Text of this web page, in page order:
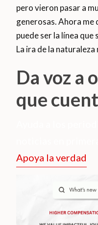
pero vieron pasar a
generosas. Ahora me
puede ser la línea que
La ira de la
Da voz a
que
Apoya la verdad